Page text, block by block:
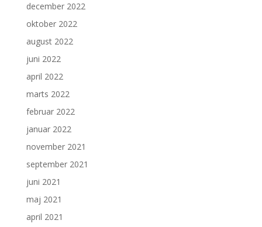
december 2022
oktober 2022
august 2022
juni 2022
april 2022
marts 2022
februar 2022
januar 2022
november 2021
september 2021
juni 2021
maj 2021
april 2021